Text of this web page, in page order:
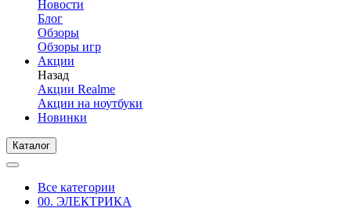
Новости
Блог
Обзоры
Обзоры игр
Акции
Назад
Акции Realme
Акции на ноутбуки
Новинки
Каталог
Все категории
00. ЭЛЕКТРИКА